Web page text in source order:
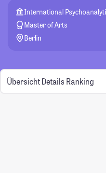
International
Master of Arts
Berlin
Übersicht Details Ranking